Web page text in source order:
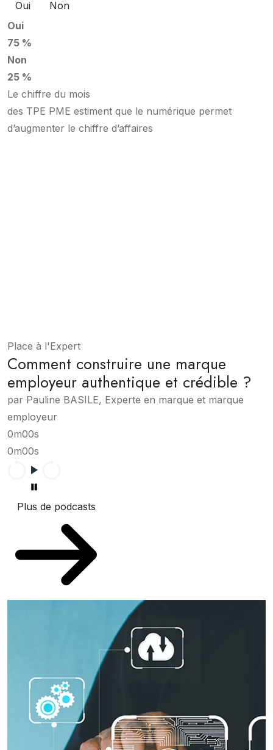
Oui
Non
Oui
75 %
Non
25 %
Le chiffre du mois
des TPE PME estiment que le numérique permet
d’augmenter le chiffre d’affaires
Place à l'Expert
Comment construire une marque
employeur authentique et crédible ?
par Pauline BASILE, Experte en marque et marque
employeur
0m00s
0m00s
Plus de podcasts